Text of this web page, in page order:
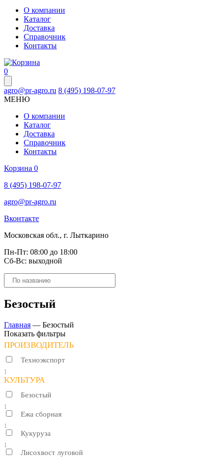
О компании
Каталог
Доставка
Справочник
Контакты
0
agro@pr-agro.ru 8 (495) 198-07-97
МЕНЮ
О компании
Каталог
Доставка
Справочник
Контакты
Корзина 0
8 (495) 198-07-97
agro@pr-agro.ru
Вконтакте
Московская обл., г. Лыткарино
Пн-Пт: 08:00 до 18:00
Сб-Вс: выходной
Поиск
товаров
Безостый
Главная — Безостый
Показать фильтры
ПРОИЗВОДИТЕЛЬ
Техноэкспорт
1
КУЛЬТУРА
Безостый
1
Ежа сборная
1
Кукуруза
1
Лисохвост луговой